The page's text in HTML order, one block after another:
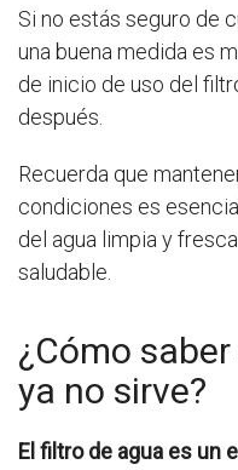
Si no estás seguro de
una buena medida es
de inicio de uso del
después.
Recuerda que
condiciones es
del agua limpia y
saludable.
¿Cómo
ya no sirve?
El filtro de agua es un